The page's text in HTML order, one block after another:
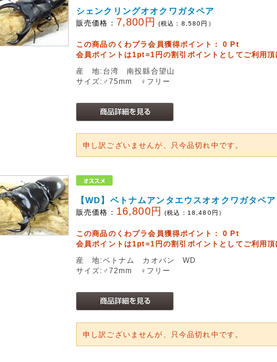
シェンクリングオオクワガタペア
販売価格： 7,800円 (税込： 8,580円）
この商品のくわプラ会員獲得ポイント：0 Pt
会員ポイントは1pt=1円の割引ポイントとしてご利用頂
産 地:台湾 南投縣合望山
サイズ:♂75mm ♀フリー
申し訳ございませんが、只今品切れ中です。
【WD】ベトナムアンタエウスオオクワガタペア
販売価格： 16,800円 (税込： 18,480円）
この商品のくわプラ会員獲得ポイント：0 Pt
会員ポイントは1pt=1円の割引ポイントとしてご利用頂
産 地:ベトナム カオバン WD
サイズ:♂72mm ♀フリー
申し訳ございませんが、只今品切れ中です。